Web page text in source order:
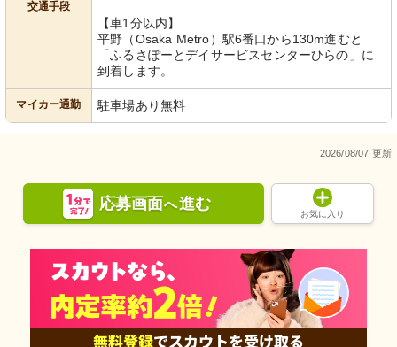
交通手段
【車1分以内】
平野（Osaka Metro）駅6番口から130m進むと
「ふるさぽーとデイサービスセンターひらの」に
到着します。
マイカー通勤 駐車場あり無料
2026/08/07 更新
応募画面へ進む
お気に入り